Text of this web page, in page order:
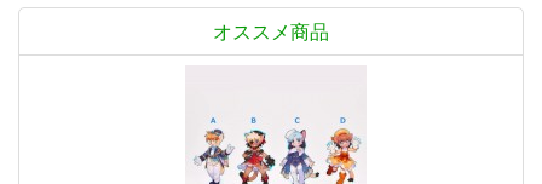
オススメ商品